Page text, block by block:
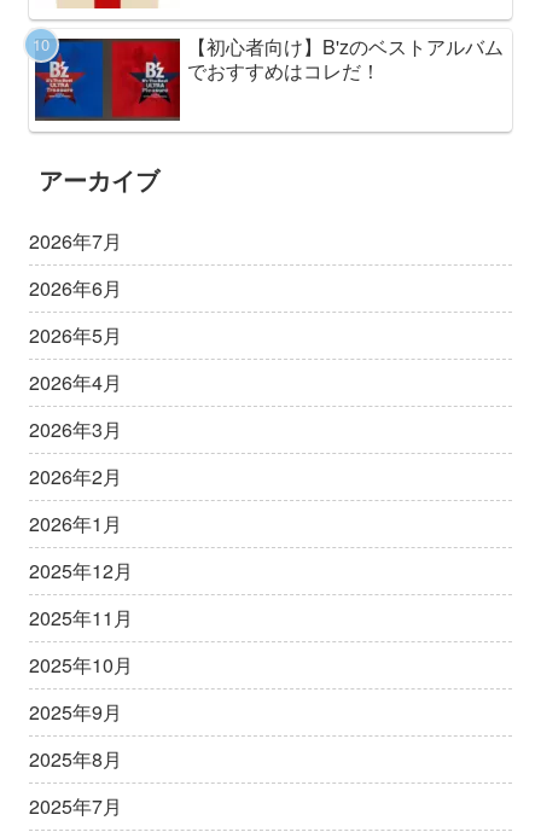
【初心者向け】B'zのベストアルバム
でおすすめはコレだ！
アーカイブ
2026年7月
2026年6月
2026年5月
2026年4月
2026年3月
2026年2月
2026年1月
2025年12月
2025年11月
2025年10月
2025年9月
2025年8月
2025年7月